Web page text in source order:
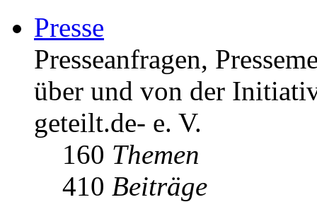
Presse
Presseanfragen,
über und von der
geteilt.de- e. V.
160 Themen
410 Beiträge